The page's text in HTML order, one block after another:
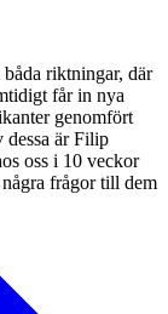
riktningar, där
får in nya
genomfört
dessa är Filip
oss i 10 veckor
frågor till dem